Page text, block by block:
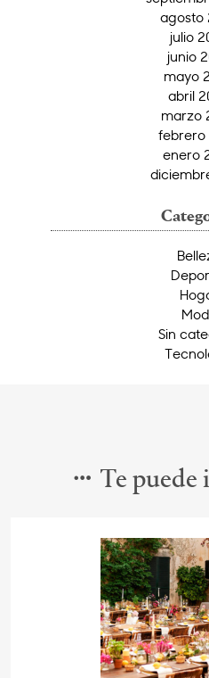
agosto
julio
junio
mayo
abril
marzo
febrero
enero
Sin
Te puede